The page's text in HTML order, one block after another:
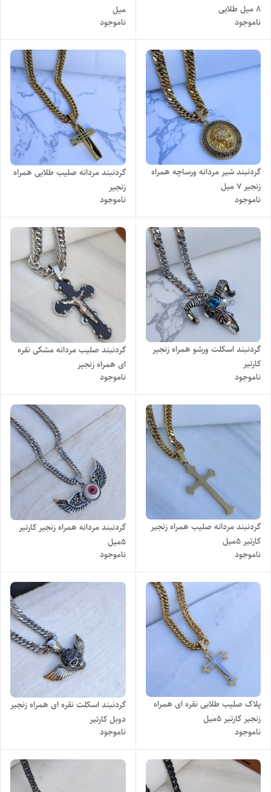
۸ میل طلایی
ناموجود
میل
ناموجود
گردنبند شیر مردانه ورساچه همراه
زنجیر 7 میل
ناموجود
گردنبند مردانه صلیب طلایی همراه
زنجیر
ناموجود
گردنبند اسکلت ورشو همراه زنجیر
کارتیر
ناموجود
گردنبند صلیب مردانه مشکی نقره
ای همراه زنجیر
ناموجود
گردنبند مردانه صلیب همراه زنجیر
کارتیر ۵میل
ناموجود
گردنبند مردانه همراه زنجیر کارتیر
5میل
ناموجود
پلاک صلیب طلایی نقره ای همراه
زنجیر کارتیر ۵میل
ناموجود
گردنبند اسکلت نقره ای همراه زنجیر
دوبل کارتیر
ناموجود